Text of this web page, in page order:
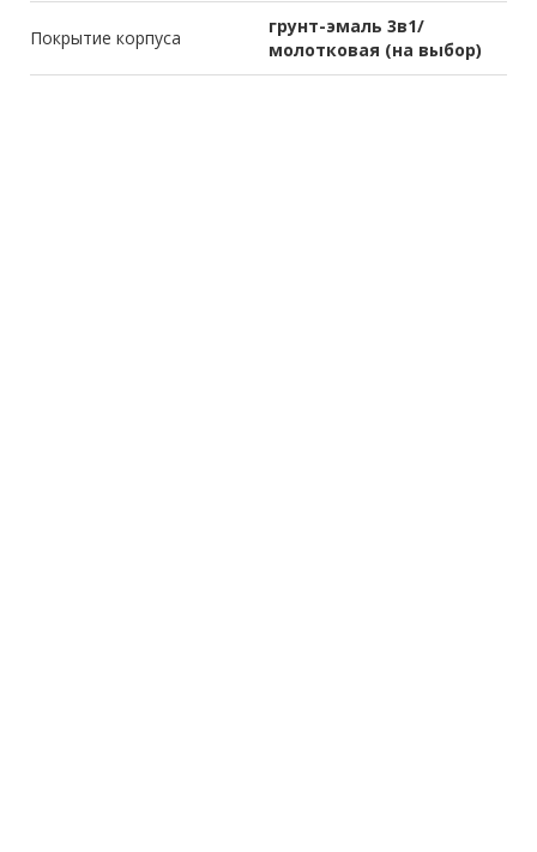
Покрытие корпуса
грунт-эмаль 3в1/
молотковая (на выбор)